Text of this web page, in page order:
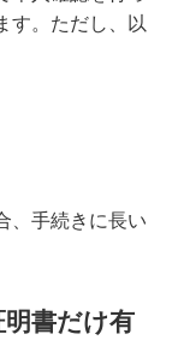
す。ただし、以
、手続きに長い
書だけ有